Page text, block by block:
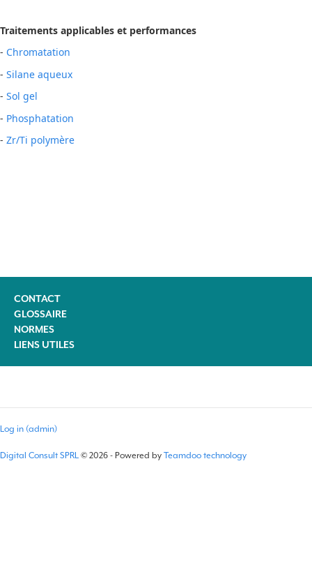
Traitements applicables et performances
- Chromatation
- Silane aqueux
- Sol gel
- Phosphatation
- Zr/Ti polymère
CONTACT
GLOSSAIRE
NORMES
LIENS UTILES
Log in (admin)
Digital Consult SPRL © 2026 - Powered by Teamdoo technology